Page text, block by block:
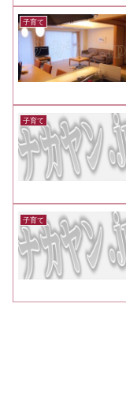
子育て
子育て
子育て